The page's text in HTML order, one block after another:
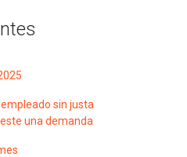
sin justa
una demanda